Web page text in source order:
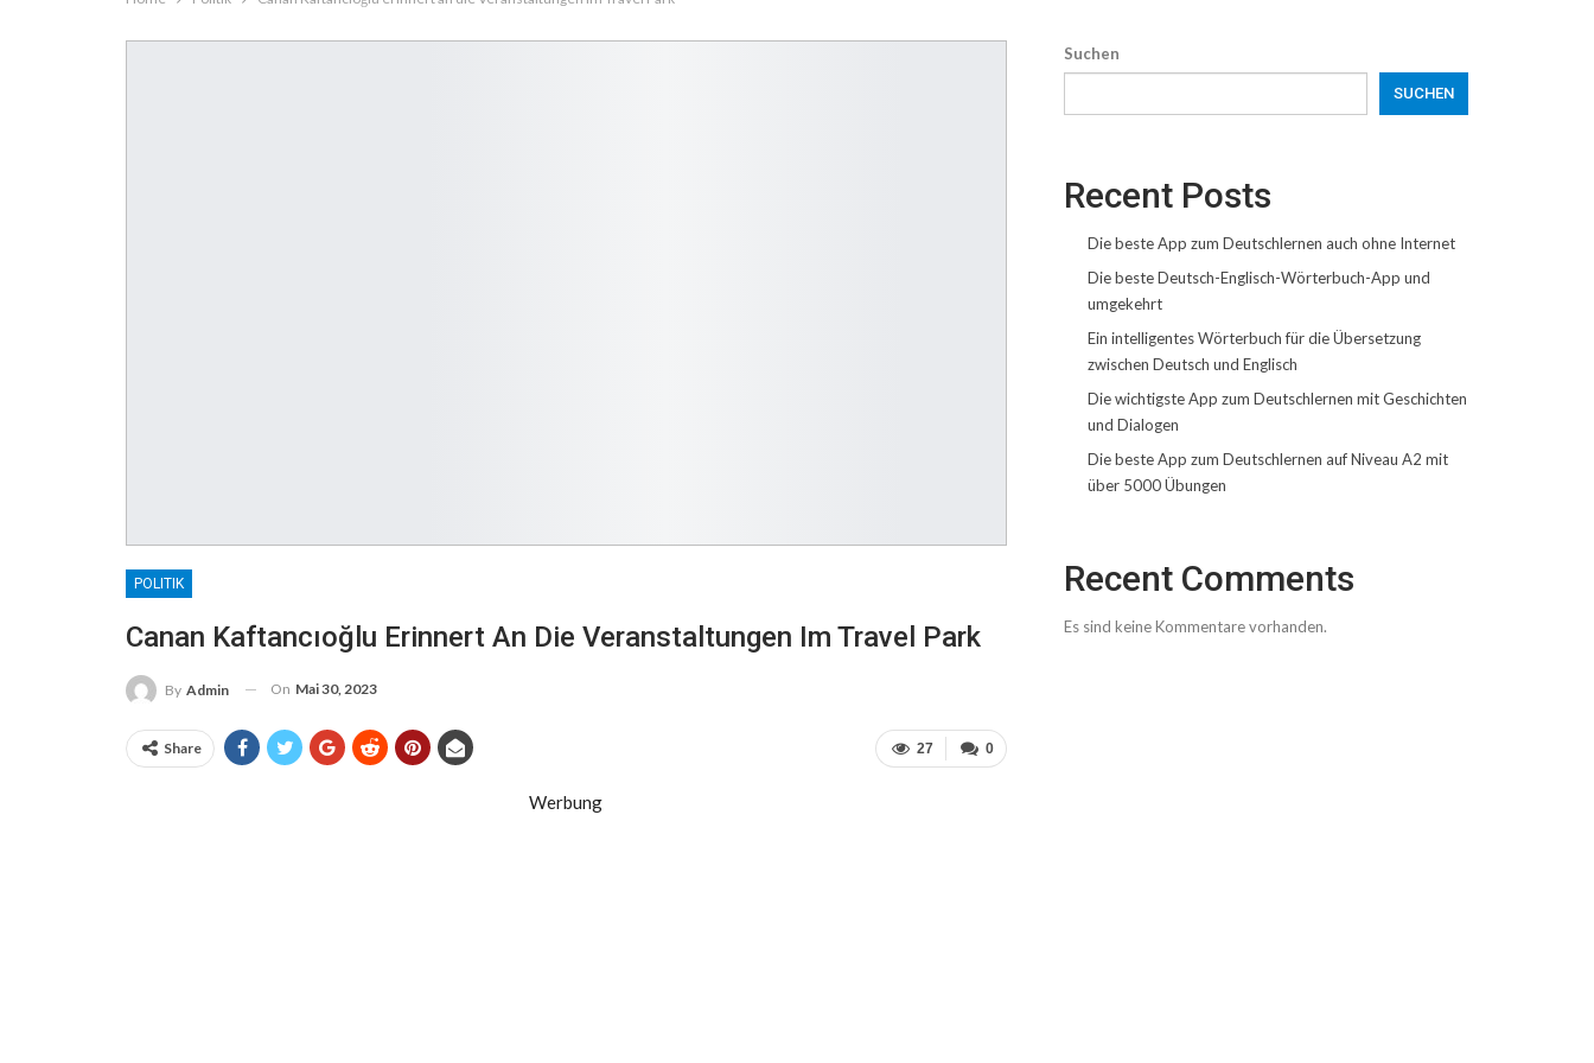
POLITIK
Canan Kaftancıoğlu Erinnert An Die Veranstaltungen Im Travel Park
By Admin On Mai 30, 2023
0
27
Share
Werbung
Suchen
SUCHEN
Recent Posts
Die beste App zum Deutschlernen auch ohne Internet
Die beste Deutsch-Englisch-Wörterbuch-App und
umgekehrt
Ein intelligentes Wörterbuch für die Übersetzung
zwischen Deutsch und Englisch
Die wichtigste App zum Deutschlernen mit Geschichten
und Dialogen
Die beste App zum Deutschlernen auf Niveau A2 mit
über 5000 Übungen
Recent Comments
Es sind keine Kommentare vorhanden.